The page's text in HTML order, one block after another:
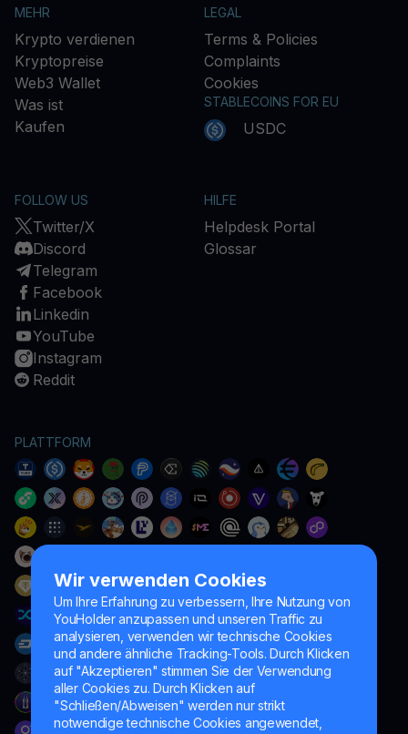
Wir verwenden Cookies
Um Ihre Erfahrung zu verbessern, Ihre Nutzung von
YouHolder anzupassen und unseren Traffic zu
analysieren, verwenden wir technische Cookies
und andere ähnliche Tracking-Tools. Durch Klicken
auf "Akzeptieren" stimmen Sie der Verwendung
aller Cookies zu. Durch Klicken auf
"Schließen/Abweisen" werden nur strikt
notwendige technische Cookies angewendet,
MEHR
Krypto verdienen
Kryptopreise
Web3 Wallet
Was ist
Kaufen
LEGAL
Terms & Policies
Complaints
Cookies
STABLECOINS FOR EU
USDC
FOLLOW US
Twitter/X
Discord
Telegram
Facebook
Linkedin
YouTube
Instagram
Reddit
HILFE
Helpdesk Portal
Glossar
PLATTFORM